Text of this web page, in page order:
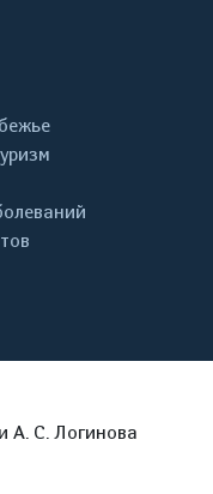
А. С. Логинова